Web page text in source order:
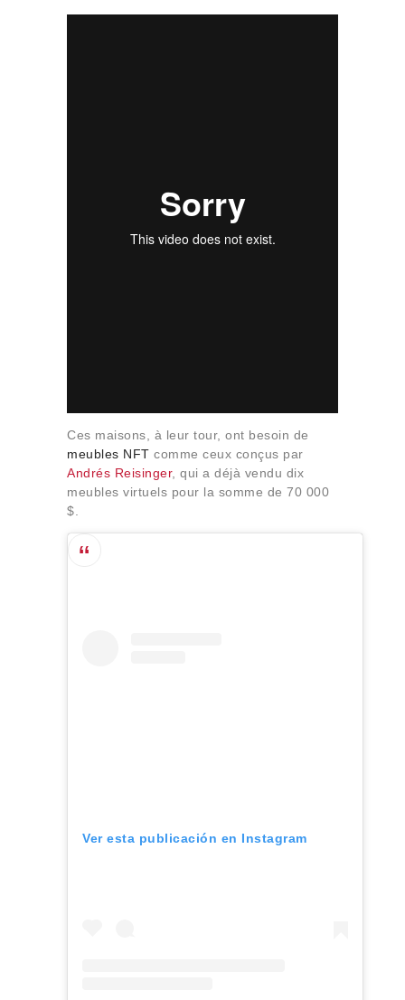
Ces maisons, à leur tour, ont besoin de
meubles NFT comme ceux conçus par
Andrés Reisinger, qui a déjà vendu dix
meubles virtuels pour la somme de 70 000
$.
Ver esta publicación en Instagram